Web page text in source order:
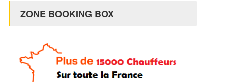
ZONE BOOKING BOX